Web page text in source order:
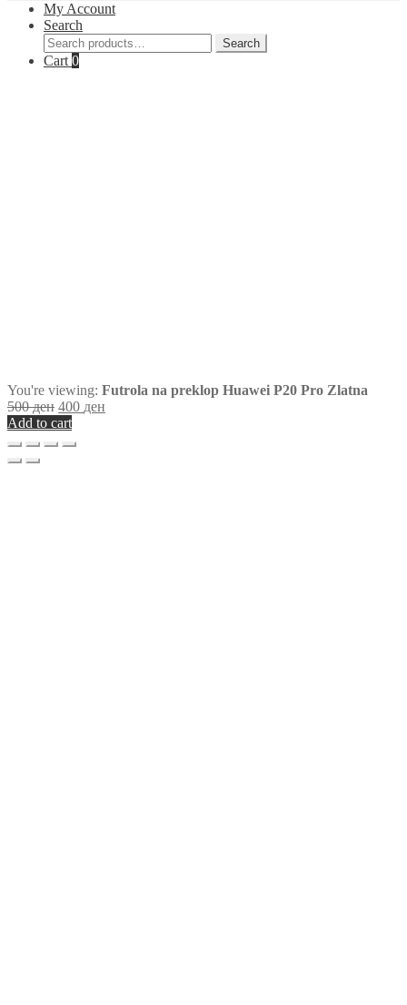
My Account
Search
Search
for:
Search
Cart 0
You're viewing: Futrola na preklop Huawei P20 Pro Zlatna
500ден 400 ден
Add to cart